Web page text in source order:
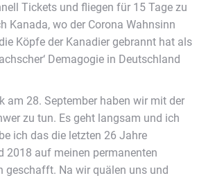
Tickets und fliegen für 15 Tage zu
Kanada, wo der Corona Wahnsinn
Köpfe der Kanadier gebrannt hat als
Demagogie in Deutschland
am 28. September haben wir mit der
zu tun. Es geht langsam und ich
ich das die letzten 26 Jahre
2018 auf meinen permanenten
geschafft. Na wir quälen uns und